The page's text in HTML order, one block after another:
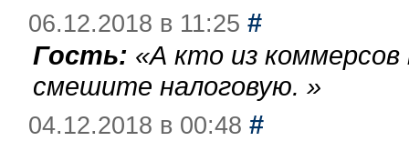
06.12.2018 в 11:25 #
Гость: «А кто из
смешите налоговую. »
04.12.2018 в 00:48 #